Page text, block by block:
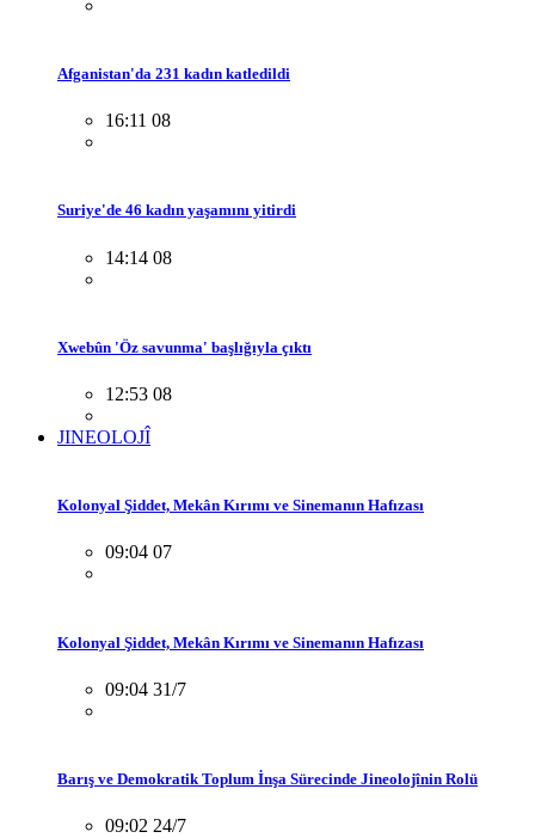
Afganistan'da 231 kadın katledildi
16:11 08
Suriye'de 46 kadın yaşamını yitirdi
14:14 08
Xwebûn 'Öz savunma' başlığıyla çıktı
12:53 08
JINEOLOJÎ
Kolonyal Şiddet, Mekân Kırımı ve Sinemanın Hafızası
09:04 07
Kolonyal Şiddet, Mekân Kırımı ve Sinemanın Hafızası
09:04 31/7
Barış ve Demokratik Toplum İnşa Sürecinde Jineolojînin Rolü
09:02 24/7